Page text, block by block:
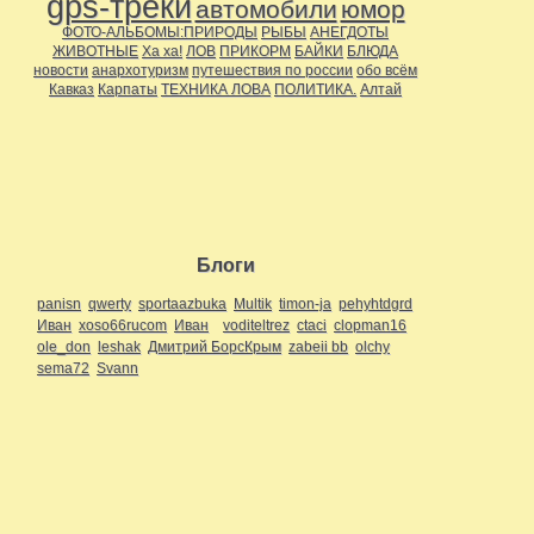
gps-треки автомобили юмор
ФОТО-АЛЬБОМЫ:ПРИРОДЫ РЫБЫ АНЕГДОТЫ
ЖИВОТНЫЕ Ха ха! ЛОВ ПРИКОРМ БАЙКИ БЛЮДА
новости анархотуризм путешествия по россии обо всём
Кавказ Карпаты ТЕХНИКА ЛОВА ПОЛИТИКА. Алтай
Блоги
panisn qwerty sportaazbuka Multik timon-ja pehyhtdgrd
Иван xoso66rucom Иван voditeltrez ctaci clopman16
ole_don leshak Дмитрий БорсКрым zabeii bb olchy
sema72 Svann